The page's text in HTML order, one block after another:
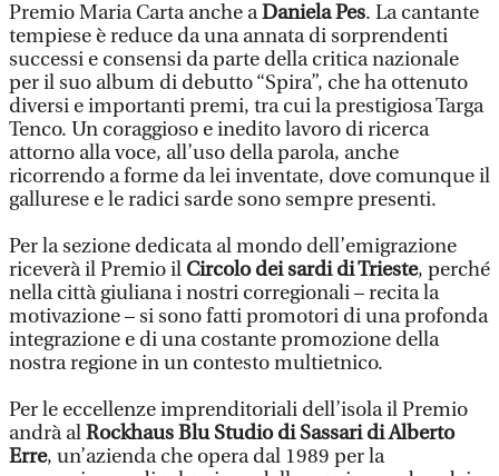
Premio Maria Carta anche aDaniela Pes. La cantante
tempiese è reduce da una annata di sorprendenti
successi e consensi da parte della critica nazionale
per il suo album di debutto “Spira”, che ha ottenuto
diversi e importanti premi, tra cui la prestigiosa Targa
Tenco. Un coraggioso e inedito lavoro di ricerca
attorno alla voce, all’uso della parola, anche
ricorrendo a forme da lei inventate, dove comunque il
gallurese e le radici sarde sono sempre presenti.
Per la sezione dedicata al mondo dell’emigrazione
riceverà il Premio il Circolo dei sardi di Trieste, perché
nella città giuliana i nostri corregionali – recita la
motivazione – si sono fatti promotori di una profonda
integrazione e di una costante promozione della
nostra regione in un contesto multietnico.
Per le eccellenze imprenditoriali dell’isola il Premio
andrà alRockhaus Blu Studio di Sassari di Alberto
Erre, un’azienda che opera dal 1989 per la